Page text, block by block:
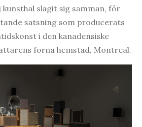
slagit sig samman, för
satsning som producerats
i den kanadensiske
forna hemstad, Montreal.